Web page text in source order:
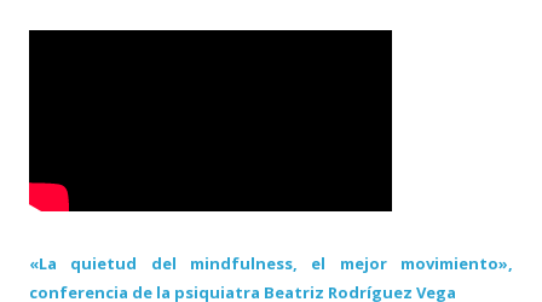
«La quietud del mindfulness, el mejor movimiento»,
conferencia de la psiquiatra Beatriz Rodríguez Vega